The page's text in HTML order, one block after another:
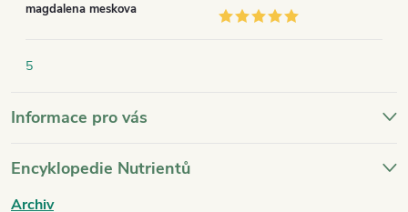
magdalena meskova
5
Informace pro vás
Encyklopedie Nutrientů
Archiv